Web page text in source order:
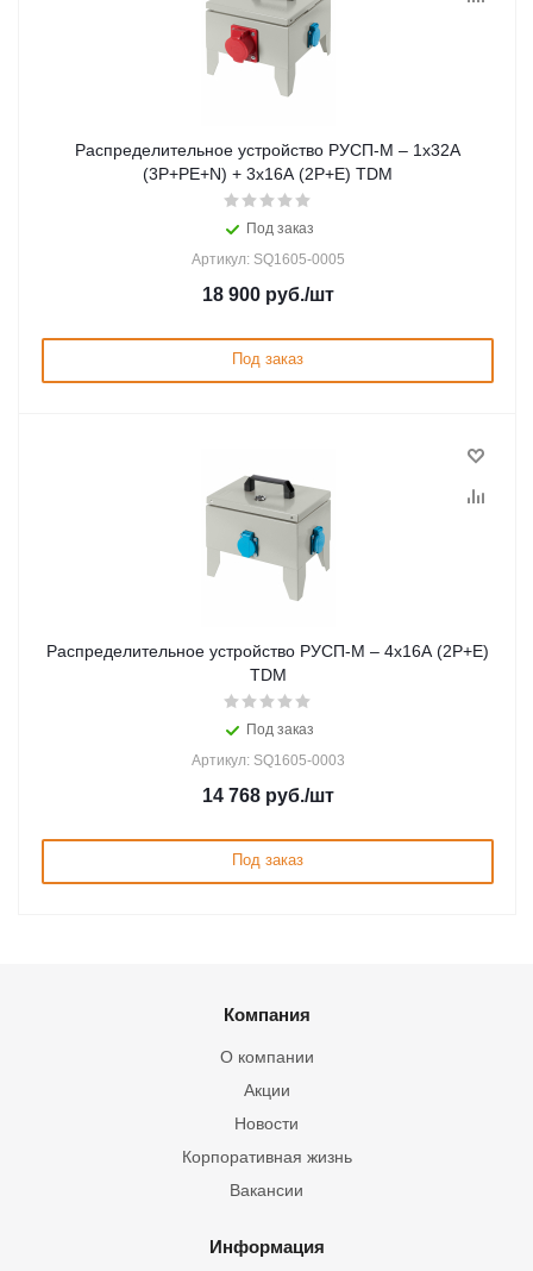
Распределительное устройство РУСП-М – 1х32А
(3P+PE+N) + 3х16А (2P+E) TDM
Под заказ
Артикул: SQ1605-0005
18 900руб./шт
Под заказ
Распределительное устройство РУСП-М – 4х16A (2P+E)
TDM
Под заказ
Артикул: SQ1605-0003
14 768руб./шт
Под заказ
Компания
О компании
Акции
Новости
Корпоративная жизнь
Вакансии
Информация